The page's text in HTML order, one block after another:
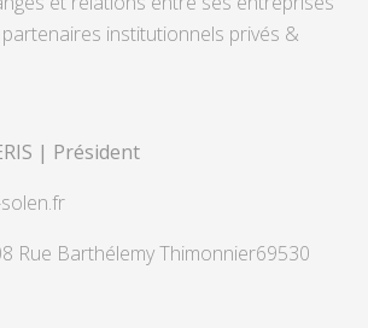
institutionnels privés &
| Président
Rue Barthélemy Thimonnier69530